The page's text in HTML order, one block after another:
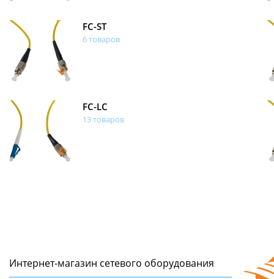
FC-ST
6 товаров
FC-LC
13 товаров
Интернет-магазин сетeвого оборудования